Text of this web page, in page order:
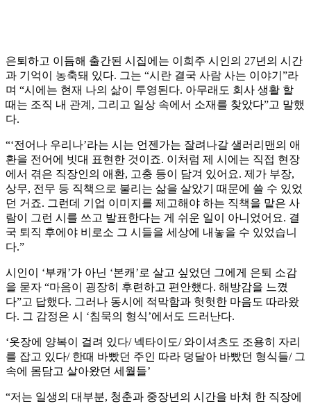
은퇴하고 이듬해 출간된 시집에는 이희주 시인의 27년의 시간
과 기억이 농축돼 있다. 그는 “시란 결국 사람 사는 이야기”라
며 “시에는 현재 나의 삶이 투영된다. 아무래도 회사 생활 할
때는 조직 내 관계, 그리고 일상 속에서 소재를 찾았다”고 말했
다.
“‘전어나 우리나’라는 시는 언젠가는 잘려나갈 샐러리맨의 애
환을 전어에 빗대 표현한 것이죠. 이처럼 제 시에는 직접 현장
에서 겪은 직장인의 애환, 고충 등이 담겨 있어요. 제가 부장,
상무, 전무 등 직책으로 불리는 삶을 살았기 때문에 쓸 수 있었
던 거죠. 그런데 기업 이미지를 제고해야 하는 직책을 맡은 사
람이 그런 시를 쓰고 발표한다는 게 쉬운 일이 아니었어요. 결
국 퇴직 후에야 비로소 그 시들을 세상에 내놓을 수 있었습니
다.”
시인이 ‘부캐’가 아닌 ‘본캐’로 살고 싶었던 그에게 은퇴 소감
을 묻자 “마음이 굉장히 후련하고 편안했다. 해방감을 느꼈
다”고 답했다. 그러나 동시에 적막함과 헛헛한 마음도 따라왔
다. 그 감정은 시 ‘침묵의 형식’에서도 드러난다.
‘옷장에 양복이 걸려 있다/ 넥타이도/ 와이셔츠도 조용히 자리
를 잡고 있다/ 한때 바빴던 주인 따라 덩달아 바빴던 형식들/ 그
속에 몸담고 살아왔던 세월들’
“저는 일생의 대부분, 청춘과 중장년의 시간을 바쳐 한 직장에